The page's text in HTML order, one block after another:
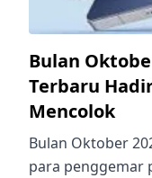
Bulan
Terbaru
Mencolok
Bulan Oktober
para penggemar